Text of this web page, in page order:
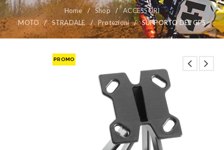
Home / Shop /
ACCESSORI
MOTO
/ STRADALE / Protezioni / SUPPORTO DEL GPS
PROMO